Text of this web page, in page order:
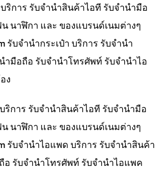
ริการ รับจำนำสินค้าไอที รับจำนำมือ
นาฬิกา และ ของแบรนด์เนมต่างๆ
รับจำนำกระเป๋า บริการ รับจำนำ
ำมือถือ รับจำนำโทรศัพท์ รับจำนำไอ
ง
ริการ รับจำนำสินค้าไอที รับจำนำมือ
นาฬิกา และ ของแบรนด์เนมต่างๆ
รับจำนำไอแพด บริการ รับจำนำสินค้า
อ รับจำนำโทรศัพท์ รับจำนำไอแพค